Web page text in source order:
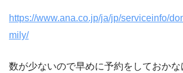
https://www.ana.co.jp/ja/jp/serviceinfo/
mily/
数が少ないので早めに予約をしておか